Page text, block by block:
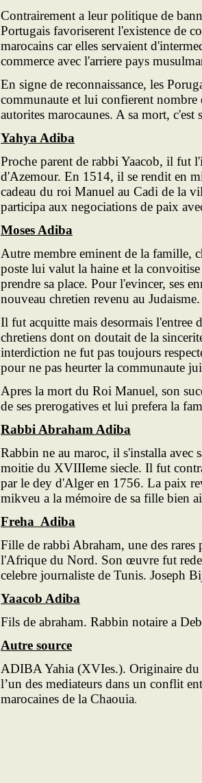
Contrairement a leur politique de
Portugais favoriserent l'existence de
marocains car elles servaient
commerce avec l'arriere pays
En signe de reconnaissance, les
communaute et lui confierent nombre
autorites marocaunes. A sa mort,
Yahya Adiba
Proche parent de rabbi Yaacob, il fut
d'Azemour. En 1514, il se rendit en
cadeau du roi Manuel au Cadi de la
participa aux negociations de paix
Moses Adiba
Autre membre eminent de la famille,
poste lui valut la haine et la
prendre sa place. Pour l'evincer, ses
nouveau chretien revenu au Judaisme.
Il fut acquitte mais desormais
chretiens dont on doutait de la
interdiction ne fut pas toujours
pour ne pas heurter la communaute
Apres la mort du Roi Manuel, son
de ses prerogatives et lui prefera la
Rabbi Abraham Adiba
Rabbin ne au maroc, il s'installa avec
moitie du XVIIIeme siecle. Il fut
par le dey d'Alger en 1756. La paix
mikveu a la mémoire de sa fille bien
Freha Adiba
Fille de rabbi Abraham, une des rares
l'Afrique du Nord. Son œuvre fut
celebre journaliste de Tunis. Joseph
Yaacob Adiba
Fils de abraham. Rabbin notaire a
Autre source
ADIBA Yahia (XVIes.). Originaire
l’un des mediateurs dans un conflit
marocaines de la Chaouia.